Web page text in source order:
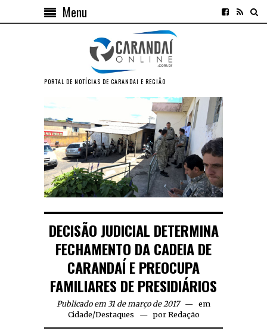
Menu
PORTAL DE NOTÍCIAS DE CARANDAI E REGIÃO
DECISÃO JUDICIAL DETERMINA
FECHAMENTO DA CADEIA DE
CARANDAÍ E PREOCUPA
FAMILIARES DE PRESIDIÁRIOS
Publicado em 31 de março de 2017
em
Cidade/Destaques por Redação